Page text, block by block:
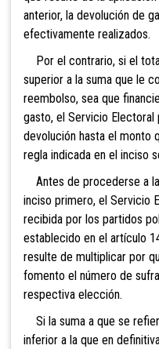
anterior, la devolución de
efectivamente realizados.
Por el contrario, si el
superior a la suma que le
reembolso, sea que
gasto, el Servicio
devolución hasta el monto
regla indicada en el inciso
Antes de procederse a
inciso primero, el Servicio
recibida por los partidos
establecido en el artículo
resulte de multiplicar por
fomento el número de
respectiva elección.
Si la suma a que se
inferior a la que en